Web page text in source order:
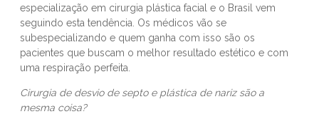
especialização em cirurgia plástica facial e o Brasil vem
seguindo esta tendência. Os médicos vão se
subespecializando e quem ganha com isso são os
pacientes que buscam o melhor resultado estético e com
uma respiração perfeita.
Cirurgia de desvio de septo e plástica de nariz são a
mesma coisa?